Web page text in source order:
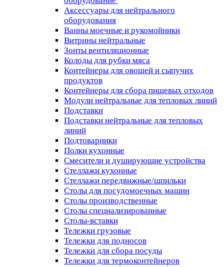
Аксессуары для нейтрального
оборудования
Ванны моечные и рукомойники
Витрины нейтральные
Зонты вентиляционные
Колоды для рубки мяса
Контейнеры для овощей и сыпучих
продуктов
Контейнеры для сбора пищевых отходов
Модули нейтральные для тепловых линий
Подставки
Подставки нейтральные для тепловых
линий
Подтоварники
Полки кухонные
Смесители и душирующие устройства
Стеллажи кухонные
Стеллажи передвижные/шпильки
Столы для посудомоечных машин
Столы производственные
Столы специализированные
Столы-вставки
Тележки грузовые
Тележки для подносов
Тележки для сбора посуды
Тележки для термоконтейнеров